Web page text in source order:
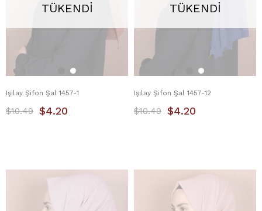
TÜKENDI
Işılay Şifon Şal 1457-1
$4.20
$10.49
TÜKENDI
Işılay Şifon Şal 1457-12
$4.20
$10.49